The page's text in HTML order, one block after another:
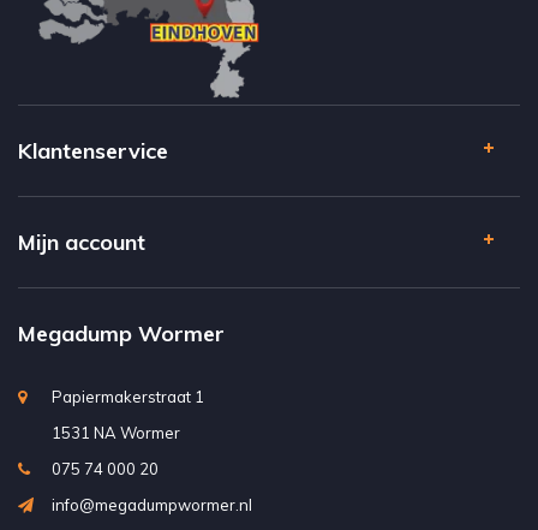
Klantenservice
Mijn account
Megadump Wormer
Papiermakerstraat 1
1531 NA Wormer
075 74 000 20
info@megadumpwormer.nl